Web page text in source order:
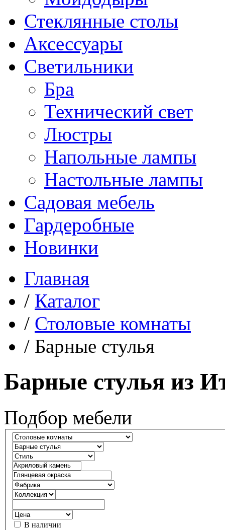
Стеклянные столы
Аксессуары
Светильники
Бра
Технический свет
Люстры
Напольные лампы
Настольные лампы
Садовая мебель
Гардеробные
Новинки
Главная
/ Каталог
/ Столовые комнаты
/ Барные стулья
Барные стулья из
Подбор мебели
В наличии